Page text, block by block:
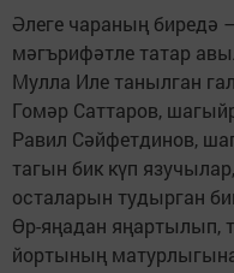
Әлеге чараның биредә
мәгърифәтле татар
Мулла Иле танылган
Гомәр Саттаров,
Равил Сәйфетдинов,
тагын бик күп
осталарын тудырган
Өр-яңадан яңартылып,
йортының